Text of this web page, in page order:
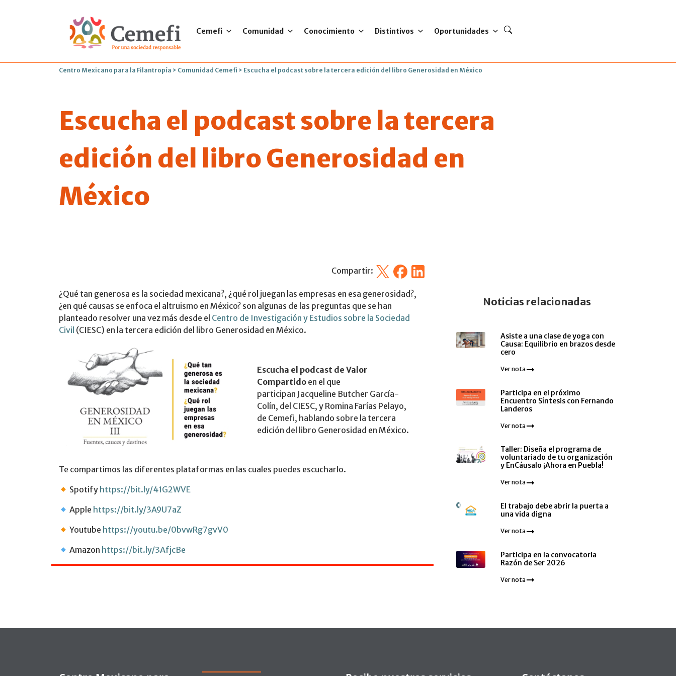
Cemefi Comunidad Conocimiento Distintivos Oportunidades
Centro Mexicano para la Filantropía > Comunidad Cemefi > Escucha el podcast sobre la tercera edición del libro Generosidad en México
Escucha el podcast sobre la tercera
edición del libro Generosidad en
México
Compartir: X FacebookLinkedin
¿Qué tan generosa es la sociedad mexicana?, ¿qué rol juegan las empresas en esa generosidad?,
¿en qué causas se enfoca el altruismo en México? son algunas de las preguntas que se han
planteado resolver una vez más desde el Centro de Investigación y Estudios sobre la Sociedad
Civil (CIESC) en la tercera edición del libro Generosidad en México.
Escucha el podcast de Valor
Compartido en el que
participan Jacqueline Butcher García-
Colín, del CIESC, y Romina Farías Pelayo,
de Cemefi, hablando sobre la tercera
edición del libro Generosidad en México.
Te compartimos las diferentes plataformas en las cuales puedes escucharlo.
Spotify https://bit.ly/41G2WVE
Apple https://bit.ly/3A9U7aZ
Youtube https://youtu.be/0bvwRg7gvV0
Amazon https://bit.ly/3AfjcBe
Noticias relacionadas
Asiste a una clase de yoga con
Causa: Equilibrio en brazos desde
cero
Ver nota
Participa en el próximo
Encuentro Síntesis con Fernando
Landeros
Ver nota
Taller: Diseña el programa de
voluntariado de tu organización
y EnCáusalo ¡Ahora en Puebla!
Ver nota
El trabajo debe abrir la puerta a
una vida digna
Ver nota
Participa en la convocatoria
Razón de Ser 2026
Ver nota